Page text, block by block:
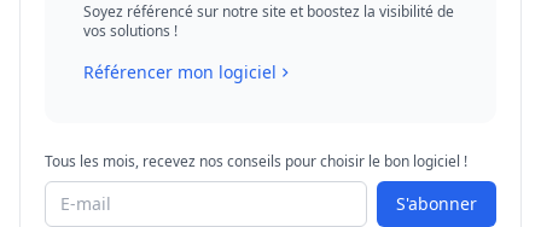
Soyez référencé sur notre site et boostez la visibilité de
vos solutions !
Référencer mon logiciel
Tous les mois, recevez nos conseils pour choisir le bon logiciel !
S'abonner